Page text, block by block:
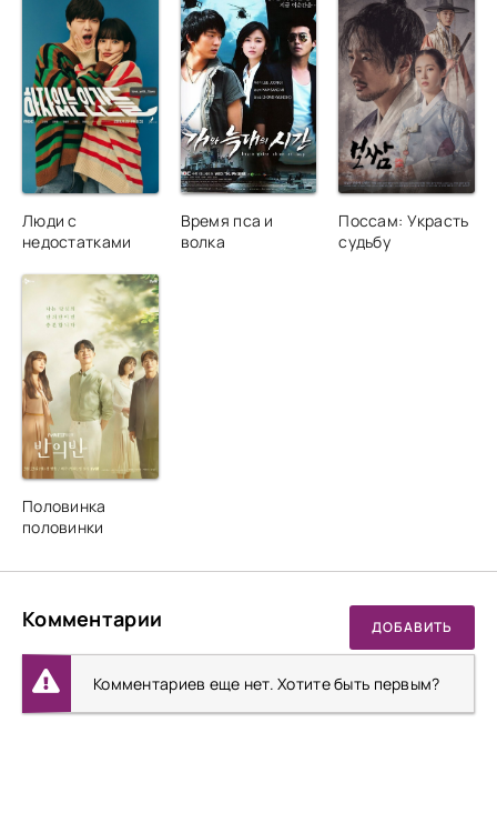
Люди с
недостатками
Время пса и
волка
Поссам: Украсть
судьбу
Половинка
половинки
Комментарии ДОБАВИТЬ
Комментариев еще нет. Хотите быть первым?